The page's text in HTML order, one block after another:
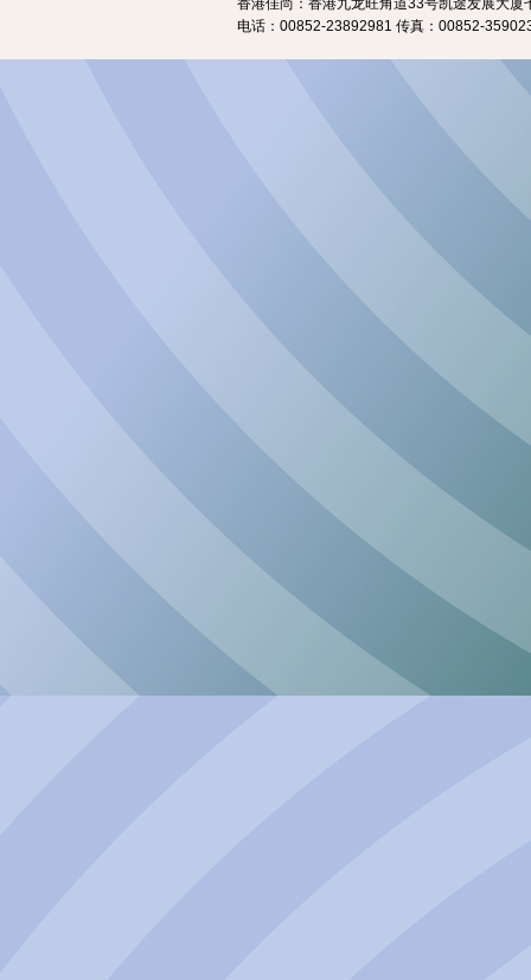
香港佳尚：香港九龙旺角道33号凯途发展大厦
电话：00852-23892981 传真：00852-